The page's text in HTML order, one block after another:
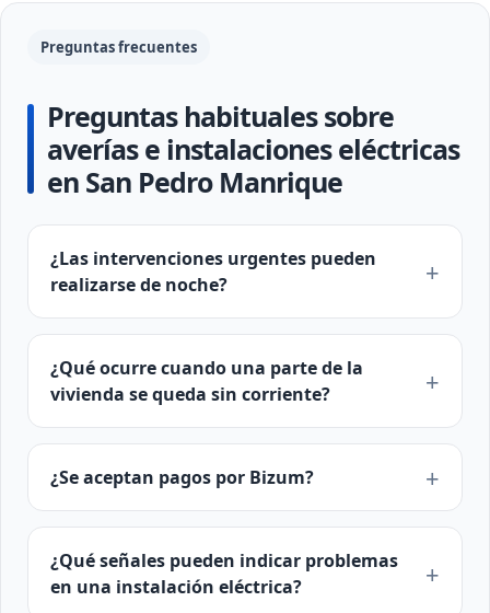
Preguntas frecuentes
Preguntas habituales sobre
averías e instalaciones eléctricas
en San Pedro Manrique
¿Las intervenciones urgentes pueden
realizarse de noche?
¿Qué ocurre cuando una parte de la
vivienda se queda sin corriente?
¿Se aceptan pagos por Bizum?
¿Qué señales pueden indicar problemas
en una instalación eléctrica?